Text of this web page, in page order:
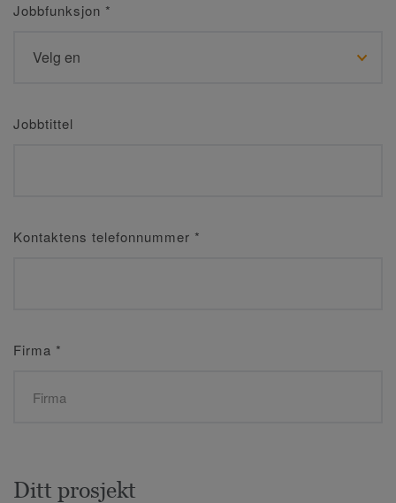
Jobbfunksjon *
Jobbtittel
Kontaktens telefonnummer *
Firma *
Ditt prosjekt